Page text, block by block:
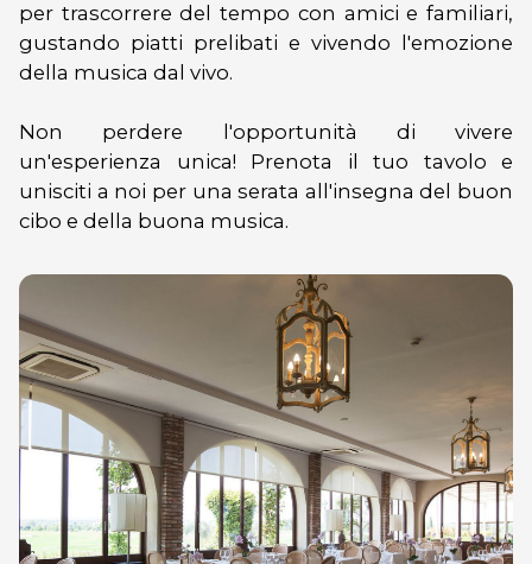
per trascorrere del tempo con amici e familiari,
gustando piatti prelibati e vivendo l'emozione
della musica dal vivo.
Non perdere l'opportunità di vivere
un'esperienza unica! Prenota il tuo tavolo e
unisciti a noi per una serata all'insegna del buon
cibo e della buona musica.